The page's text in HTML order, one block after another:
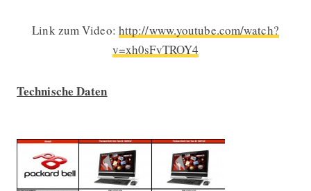
Link zum Video: http://www.youtube.com/watch?
v=xh0sFvTROY4
Technische Daten